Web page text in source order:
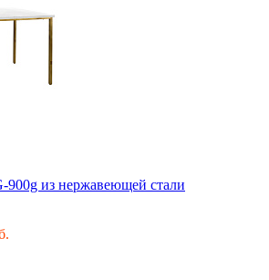
900g из нержавеющей стали